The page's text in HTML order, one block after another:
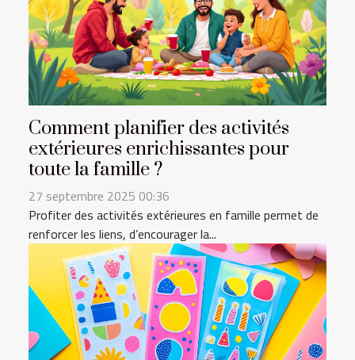
Comment planifier des activités
extérieures enrichissantes pour
toute la famille ?
27 septembre 2025 00:36
Profiter des activités extérieures en famille permet de
renforcer les liens, d’encourager la...